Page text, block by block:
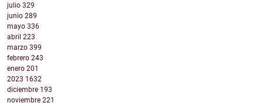
julio 329
junio 289
mayo 336
abril 223
marzo 399
febrero 243
enero 201
2023 1632
diciembre 193
noviembre 221